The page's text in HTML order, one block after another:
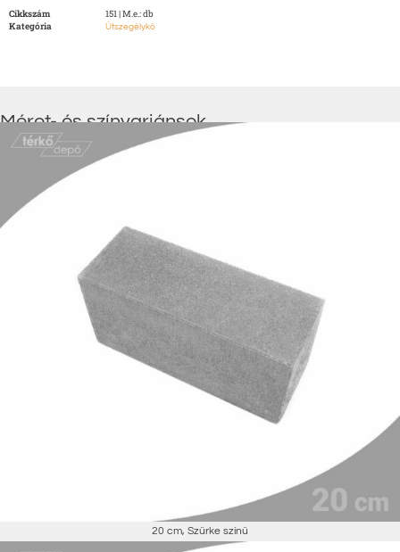
Cikkszám
151 | M.e.: db
Kategória
Útszegélykő
Méret- és színvariánsok
20 cm, Szürke színű